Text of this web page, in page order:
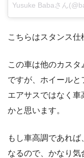
Yusuke Babaさん
こちらはスタンス仕
この車は他のカス
ですが、ホイールと
エアサスではなく
かと思います。
もし車高調であれ
なるので、かなり気